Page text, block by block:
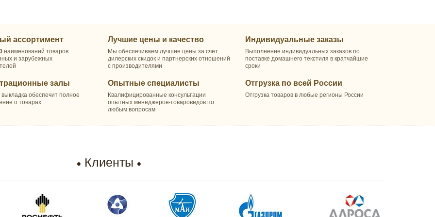
ассортимент
наименований товаров
и зарубежных
залы
обеспечит полное
о товарах
Лучшие цены и качество
Мы обеспечиваем лучшие цены за счет
дилерских скидок и партнерских отношений
с производителями
Опытные специалисты
Квалифицированные консультации
опытных менеджеров-товароведов по
любым вопросам
Индивидуальные заказы
Выполнение индивидуальных заказов по
поставке домашнего текстиля в кратчайшие
сроки
Отгрузка по всей России
Отгрузка товаров в любые регионы России
Клиенты